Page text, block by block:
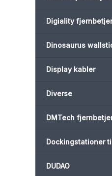
Digiality
Dinosaurus
Display kabler
Diverse
DMTech
Dockingstationer
DUDAO